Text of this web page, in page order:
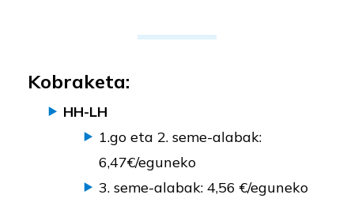
Kobraketa:
HH-LH
1.go eta 2. seme-alabak:
6,47€/eguneko
3. seme-alabak: 4,56 €/eguneko